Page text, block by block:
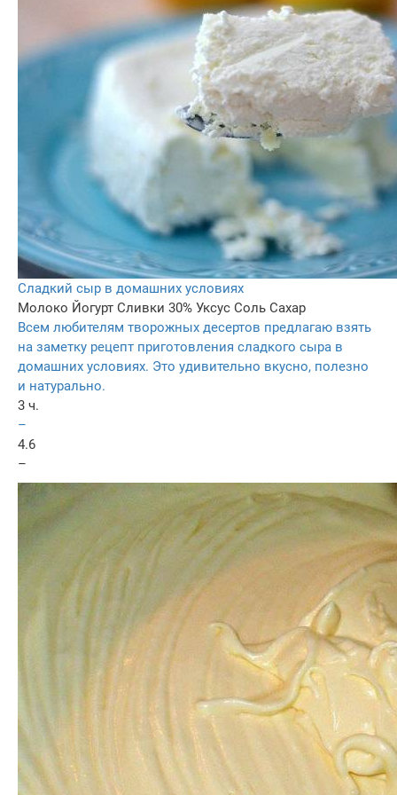
Сладкий сыр в домашних условиях
Молоко Йогурт Сливки 30% Уксус Соль Сахар
Всем любителям творожных десертов предлагаю взять
на заметку рецепт приготовления сладкого сыра в
домашних условиях. Это удивительно вкусно, полезно
и натурально.
3 ч.
–
4.6
–